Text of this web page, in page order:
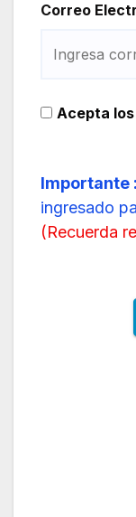
Correo
Acepta los
Importante :
ingresado
(Recuerda